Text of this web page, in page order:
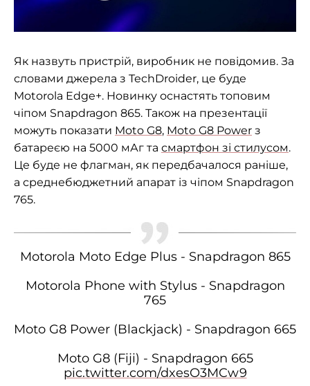
Як назвуть пристрій, виробник не повідомив. За
словами джерела з TechDroider, це буде
Motorola Edge+. Новинку оснастять топовим
чіпом Snapdragon 865. Також на презентації
можуть показати Moto G8, Moto G8 Power з
батареєю на 5000 мАг та смартфон зі стилусом.
Це буде не флагман, як передбачалося раніше,
а среднебюджетний апарат із чіпом Snapdragon
765.
Motorola Moto Edge Plus - Snapdragon 865
Motorola Phone with Stylus - Snapdragon
765
Moto G8 Power (Blackjack) - Snapdragon 665
Moto G8 (Fiji) - Snapdragon 665
pic.twitter.com/dxesO3MCw9